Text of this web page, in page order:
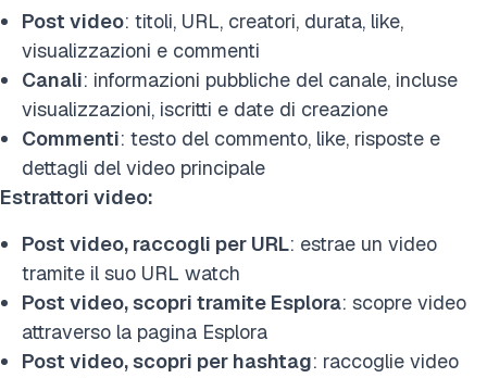
Post video: titoli, URL, creatori, durata, like,
visualizzazioni e commenti
Canali: informazioni pubbliche del canale, incluse
visualizzazioni, iscritti e date di creazione
Commenti: testo del commento, like, risposte e
dettagli del video principale
Estrattori video:
Post video, raccogli per URL: estrae un video
tramite il suo URL watch
Post video, scopri tramite Esplora: scopre video
attraverso la pagina Esplora
Post video, scopri per hashtag: raccoglie video